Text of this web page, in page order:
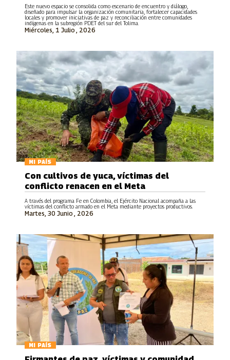
Miércoles, 1 Julio , 2026
Este nuevo espacio se consolida como escenario de encuentro y diálogo,
diseñado para impulsar la organización comunitaria, fortalecer capacidades
locales y promover iniciativas de paz y reconciliación entre comunidades
indígenas en la subregión PDET del sur del Tolima.
MI PAÍS
Martes, 30 Junio , 2026
Con cultivos de yuca, víctimas del
conflicto renacen en el Meta
A través del programa Fe en Colombia, el Ejército Nacional acompaña a las
víctimas del conflicto armado en el Meta mediante proyectos productivos.
MI PAÍS